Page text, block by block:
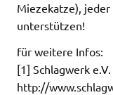
Miezekatze), jeder
unterstützen!
für weitere Infos:
[1] Schlagwerk
http://